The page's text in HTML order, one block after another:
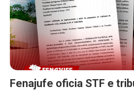
Fenajufe oficia STF e